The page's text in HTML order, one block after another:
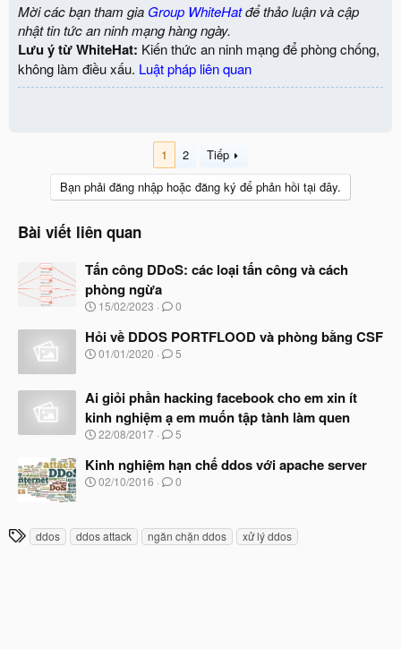
Mời các bạn tham gia Group WhiteHatđể thảo luận và cập
nhật tin tức an ninh mạng hàng ngày.
Lưu ý từ WhiteHat: Kiến thức an ninh mạng để phòng chống,
không làm điều xấu. Luật pháp liên quan
1 2
Tiếp
Bạn phải đăng nhập hoặc đăng ký để phản hồi tại đây.
Bài viết liên quan
Tấn công DDoS: các loại tấn công và cách
phòng ngừa
N
à
y
b
t
đ
ầ
u
15/02/2023 0
Hỏi về DDOS PORTFLOOD và phòng bằng CSF
N
y
b
ắ
t
ầ
u
01/01/2020 5
Ai giỏi phần hacking facebook cho em xin ít
kinh nghiệm ạ em muốn tập tành làm quen
N
à
y
b
đ
ầ
22/08/2017 5
Kinh nghiệm hạn chế ddos với apache server
N
b
02/10/2016 0
Tddos ddos attack ngăn chặn ddos xử lý ddos